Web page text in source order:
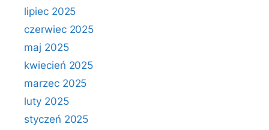
lipiec 2025
czerwiec 2025
maj 2025
kwiecień 2025
marzec 2025
luty 2025
styczeń 2025